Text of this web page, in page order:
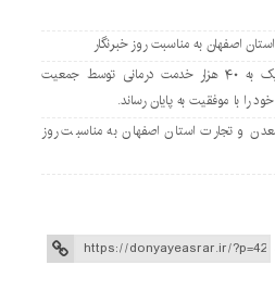
اصفهان به مناسبت روز خبرنگار
درمانگاه «نبأ» نجف با ارائه نزدیک به ۴۰ هزار خدمت درمانی توسط جمعیت
را با موفقیت به پایان رساند.
و تجارت استان اصفهان به مناسبت روز